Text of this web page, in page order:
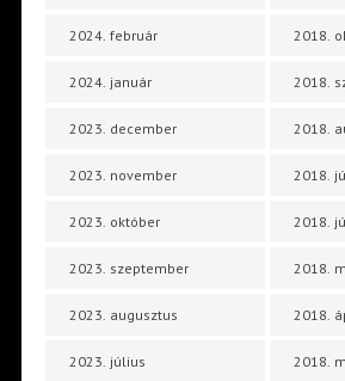
2024. február
2024. január
2023. december
2023. november
2023. október
2023. szeptember
2023. augusztus
2023. július
2018.
2018.
2018.
2018.
2018.
2018.
2018.
2018.